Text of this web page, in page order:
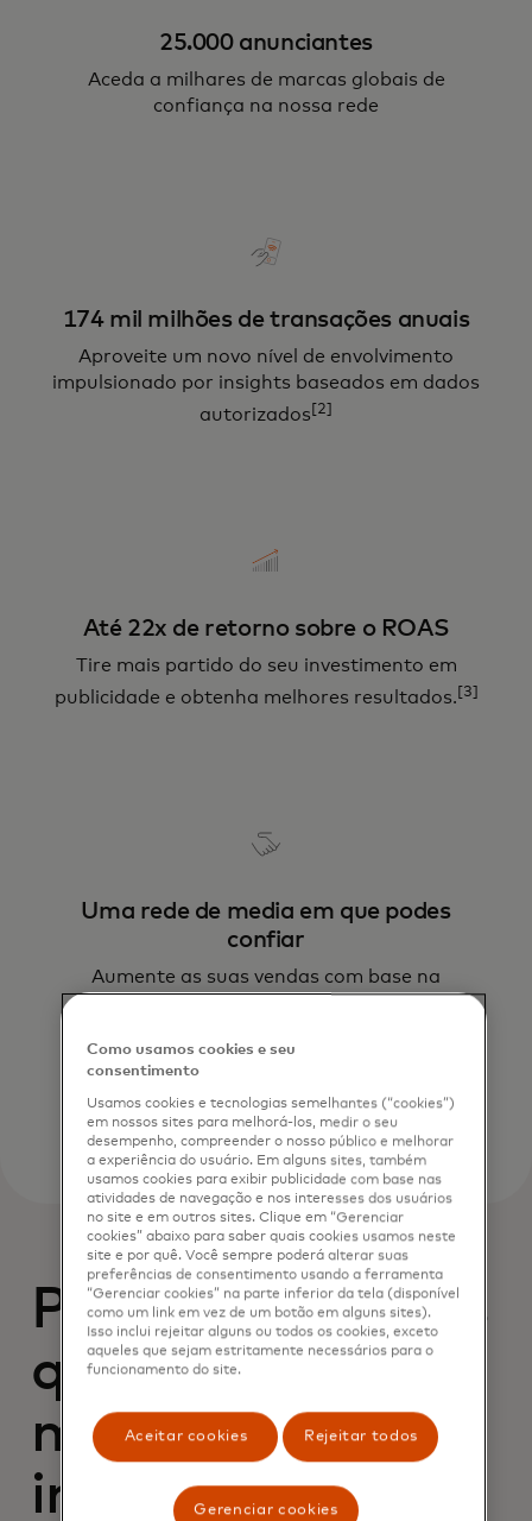
25.000 anunciantes
Aceda a milhares de marcas globais de
confiança na nossa rede
174 mil milhões de transações anuais
Aproveite um novo nível de envolvimento
impulsionado por insights baseados em dados
autorizados[2]
Até 22x de retorno sobre o ROAS
Tire mais partido do seu investimento em
publicidade e obtenha melhores resultados. [3]
Uma rede de media em que podes
confiar
Aumente as suas vendas com base na
segurança integrada da Mastercard – um
Para campanhas
que impulsionam
melhores
impressões
Como usamos cookies e seu
consentimento
Usamos cookies e tecnologias semelhantes (“cookies”)
em nossos sites para melhorá-los, medir o seu
desempenho, compreender o nosso público e melhorar
a experiência do usuário. Em alguns sites, também
usamos cookies para exibir publicidade com base nas
atividades de navegação e nos interesses dos usuários
no site e em outros sites. Clique em “Gerenciar
cookies” abaixo para saber quais cookies usamos neste
site e por quê. Você sempre poderá alterar suas
preferências de consentimento usando a ferramenta
“Gerenciar cookies” na parte inferior da tela (disponível
como um link em vez de um botão em alguns sites).
Isso inclui rejeitar alguns ou todos os cookies, exceto
aqueles que sejam estritamente necessários para o
funcionamento do site.
Aceitar cookies Rejeitar todos
Gerenciar cookies